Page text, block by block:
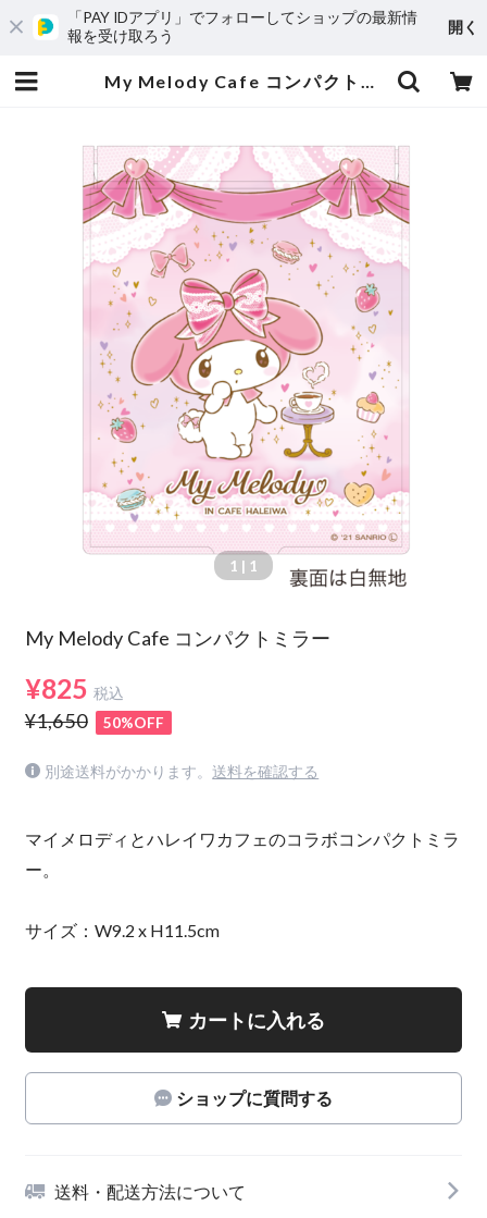
「PAY IDアプリ」でフォローしてショップの最新情
報を受け取ろう
開く
My Melody Cafe コンパクトミラー | madnm
1 | 1
My Melody Cafe コンパクトミラー
¥825 税込
¥1,650 50%OFF
別途送料がかかります。 送料を確認する
マイメロディとハレイワカフェのコラボコンパクトミラ
ー。
サイズ：W9.2 x H11.5cm
カートに入れる
ショップに質問する
送料・配送方法について